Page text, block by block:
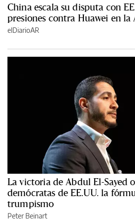
China escala su disputa con
presiones contra Huawei en la
elDiarioAR
La victoria de Abdul El-Sayed
demócratas de EE.UU. la
trumpismo
Peter Beinart